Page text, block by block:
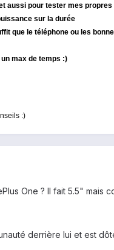
aussi pour tester mes propres
sur la durée
que le téléphone ou les
max de temps :)
:)
One ? Il fait 5.5" mais
derrière lui et est